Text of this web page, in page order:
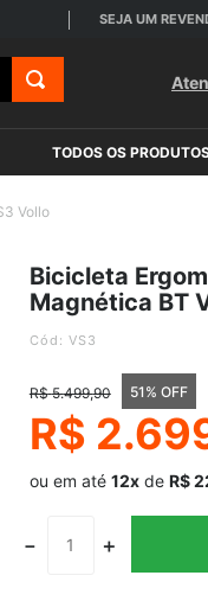
SEJA UM
TODOS OS
Vollo
Bicicleta
Magnética BT
: VS3
R$ 5.499,90 51% OFF
R$ 2.
ou em até 12xde R$
＋
－